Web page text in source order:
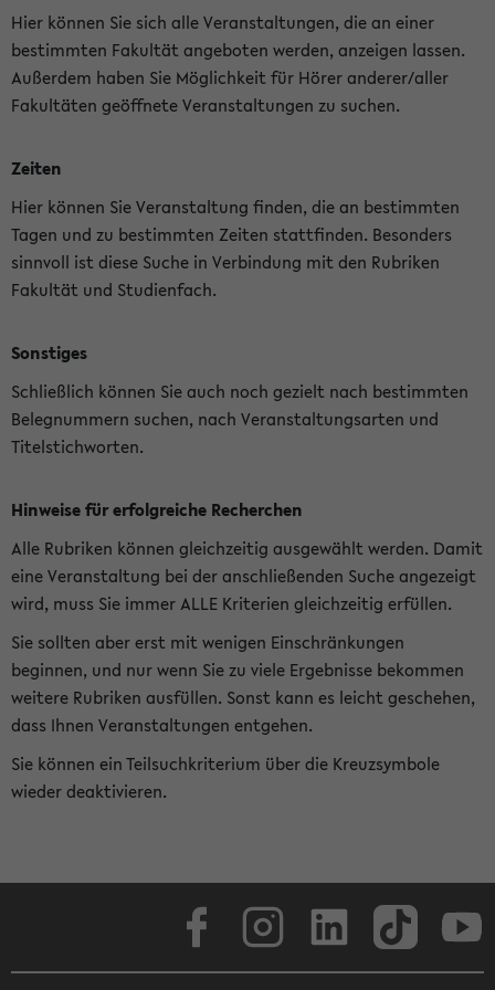
Hier können Sie sich alle Veranstaltungen, die an einer
bestimmten Fakultät angeboten werden, anzeigen lassen.
Außerdem haben Sie Möglichkeit für Hörer anderer/aller
Fakultäten geöffnete Veranstaltungen zu suchen.
Zeiten
Hier können Sie Veranstaltung finden, die an bestimmten
Tagen und zu bestimmten Zeiten stattfinden. Besonders
sinnvoll ist diese Suche in Verbindung mit den Rubriken
Fakultät und Studienfach.
Sonstiges
Schließlich können Sie auch noch gezielt nach bestimmten
Belegnummern suchen, nach Veranstaltungsarten und
Titelstichworten.
Hinweise für erfolgreiche Recherchen
Alle Rubriken können gleichzeitig ausgewählt werden. Damit
eine Veranstaltung bei der anschließenden Suche angezeigt
wird, muss Sie immer ALLE Kriterien gleichzeitig erfüllen.
Sie sollten aber erst mit wenigen Einschränkungen
beginnen, und nur wenn Sie zu viele Ergebnisse bekommen
weitere Rubriken ausfüllen. Sonst kann es leicht geschehen,
dass Ihnen Veranstaltungen entgehen.
Sie können ein Teilsuchkriterium über die Kreuzsymbole
wieder deaktivieren.